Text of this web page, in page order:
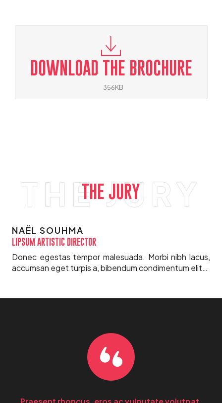
DOWNLOAD THE BROCHURE
356KB
THE JURY
THE JURY
NAËL SOUHMA
LIPSUM ARTISTIC DIRECTOR
Donec egestas tempor malesuada. Morbi nibh lacus,
accumsan eget turpis a, bibendum condimentum elit…